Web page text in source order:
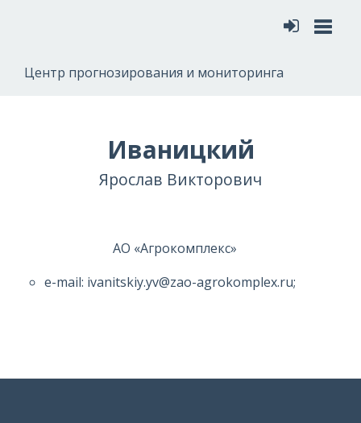
Центр прогнозирования и мониторинга
Иваницкий
Ярослав Викторович
АО «Агрокомплекс»
e-mail: ivanitskiy.yv@zao-agrokomplex.ru;